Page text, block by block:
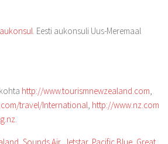
. Eesti aukonsuli Uus-Meremaal
http://www.tourismnewzealand.com,
travel/International, http://www.nz.com
.